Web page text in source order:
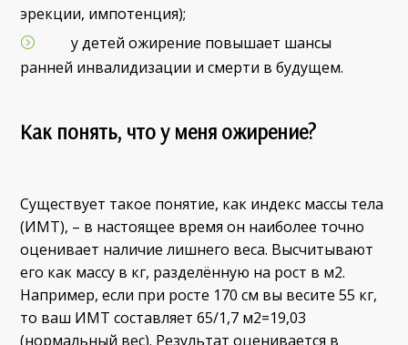
эрекции, импотенция);
у детей ожирение повышает шансы
ранней инвалидизации и смерти в будущем.
Как понять, что у меня ожирение?
Существует такое понятие, как индекс массы тела
(ИМТ), – в настоящее время он наиболее точно
оценивает наличие лишнего веса. Высчитывают
его как массу в кг, разделённую на рост в м2.
Например, если при росте 170 см вы весите 55 кг,
то ваш ИМТ составляет 65/1,7 м2=19,03
(нормальный вес). Результат оценивается в